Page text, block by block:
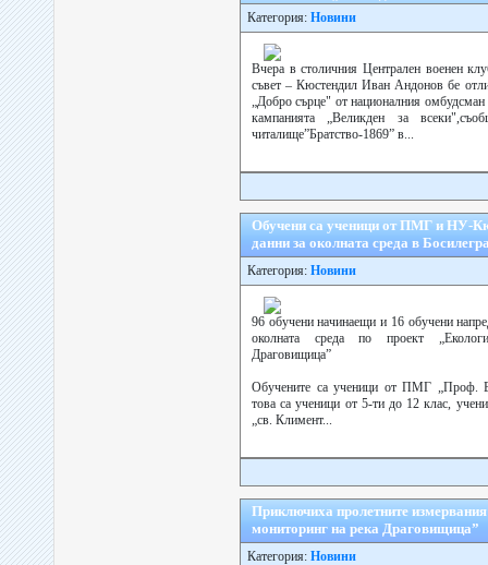
Категория: Новини
Вчера в столичния Централен военен
съвет – Кюстендил Иван Андонов бе
„Добро сърце" от националния
кампанията „Великден за
читалище”Братство-1869” в...
Обучени са ученици от ПМГ и НУ-
данни за околната среда в
Категория: Новини
96 обучени начинаещи и 16 обучени
околната среда по проект
Драговищица”
Обучените са ученици от ПМГ „Проф.
това са ученици от 5-ти до 12 клас,
„св. Климент...
Приключиха пролетните
мониторинг на река Драговищица”
Категория: Новини